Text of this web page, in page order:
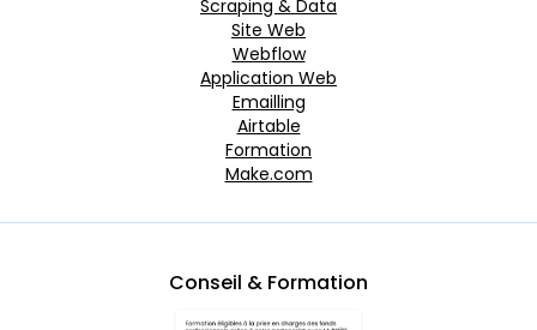
Scraping & Data
Site Web
Webflow
Application Web
Emailling
Airtable
Formation
Make.com
Conseil & Formation